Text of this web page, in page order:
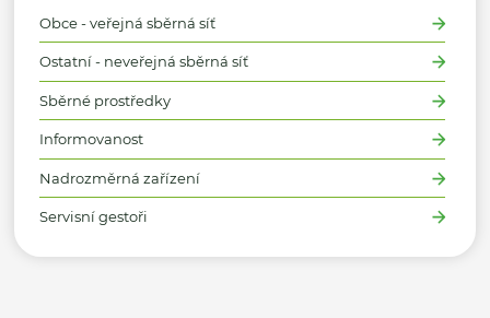
Obce - veřejná sběrná síť
Ostatní - neveřejná sběrná síť
Sběrné prostředky
Informovanost
Nadrozměrná zařízení
Servisní gestoři